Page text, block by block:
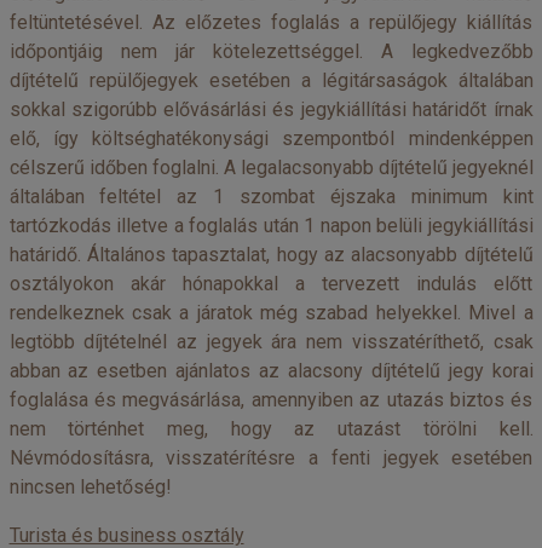
feltüntetésével. Az előzetes foglalás a repülőjegy kiállítás
időpontjáig nem jár kötelezettséggel. A legkedvezőbb
díjtételű repülőjegyek esetében a légitársaságok általában
sokkal szigorúbb elővásárlási és jegykiállítási határidőt írnak
elő, így költséghatékonysági szempontból mindenképpen
célszerű időben foglalni. A legalacsonyabb díjtételű jegyeknél
általában feltétel az 1 szombat éjszaka minimum kint
tartózkodás illetve a foglalás után 1 napon belüli jegykiállítási
határidő. Általános tapasztalat, hogy az alacsonyabb díjtételű
osztályokon akár hónapokkal a tervezett indulás előtt
rendelkeznek csak a járatok még szabad helyekkel. Mivel a
legtöbb díjtételnél az jegyek ára nem visszatéríthető, csak
abban az esetben ajánlatos az alacsony díjtételű jegy korai
foglalása és megvásárlása, amennyiben az utazás biztos és
nem történhet meg, hogy az utazást törölni kell.
Névmódosításra, visszatérítésre a fenti jegyek esetében
nincsen lehetőség!
Turista és business osztály